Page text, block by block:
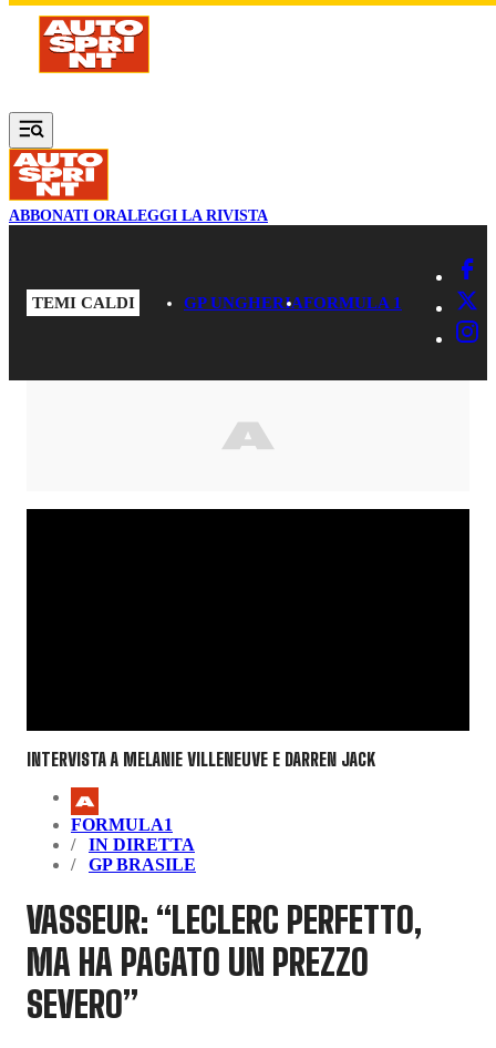
Vai al contenuto principale
ABBONATI ORALEGGI LA RIVISTA
TEMI CALDI GP UNGHERIAFORMULA 1
INTERVISTA A MELANIE VILLENEUVE E DARREN JACK
FORMULA1
IN DIRETTA
GP BRASILE
VASSEUR: “LECLERC PERFETTO,
MA HA PAGATO UN PREZZO
SEVERO”